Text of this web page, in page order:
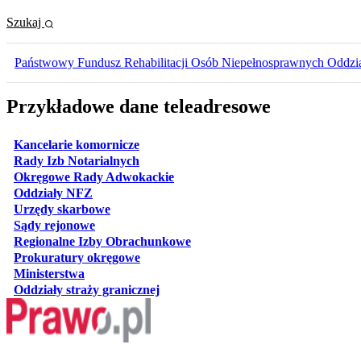
Szukaj
Państwowy Fundusz Rehabilitacji Osób Niepełnosprawnych
Przykładowe dane teleadresowe
Kancelarie komorniczeotwiera się w nowej karcie
Rady Izb Notarialnych
Okręgowe Rady Adwokackieotwiera się w nowej karcie
Oddziały NFZ
Urzędy skarboweotwiera się w nowej karcie
Sądy rejonoweotwiera się w nowej karcie
Regionalne Izby Obrachunkoweotwiera się w nowej karcie
Prokuratury okręgoweotwiera się w nowej karcie
Ministerstwa
Oddziały straży granicznejotwiera się w nowej karcie